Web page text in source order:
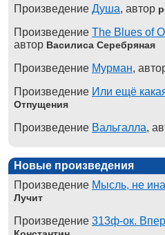
Произведение Душа, автор
Произведение The Blues of
автор Василиса Серебряная
Произведение Мурман,
Произведение Или ещё
Отпущения
Произведение Вальгалла,
Новые произведения
Произведение Мысль, не
Лучит
Произведение 313ф-ок.